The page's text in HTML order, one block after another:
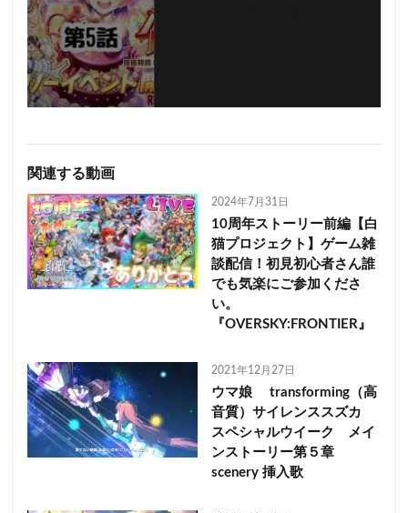
関連する動画
2024年7月31日
10周年ストーリー前編【白
猫プロジェクト】ゲーム雑
談配信！初見初心者さん誰
でも気楽にご参加くださ
い。
『OVERSKY:FRONTIER』
2021年12月27日
ウマ娘 transforming（高
音質）サイレンススズカ
スペシャルウイーク メイ
ンストーリー第５章
scenery 挿入歌